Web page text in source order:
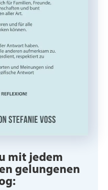
mit jedem
gelungenen